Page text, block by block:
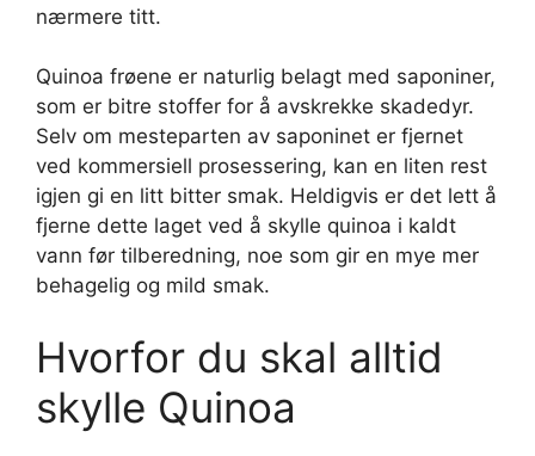
nærmere titt.
Quinoa frøene er naturlig belagt med saponiner,
som er bitre stoffer for å avskrekke skadedyr.
Selv om mesteparten av saponinet er fjernet
ved kommersiell prosessering, kan en liten rest
igjen gi en litt bitter smak. Heldigvis er det lett å
fjerne dette laget ved å skylle quinoa i kaldt
vann før tilberedning, noe som gir en mye mer
behagelig og mild smak.
Hvorfor du skal alltid
skylle Quinoa